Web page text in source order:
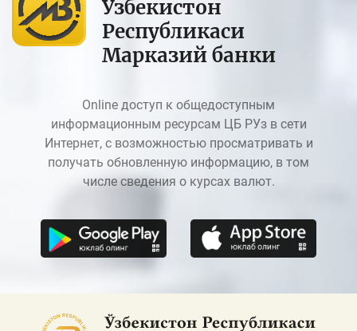
Ўзбекистон
Республикаси
Марказий банки
Online доступ к общедоступным
информационным ресурсам ЦБ РУз в сети
Интернет, с возможностью просматривать и
получать обновленную информацию, в том
числе сведения о курсах валют.